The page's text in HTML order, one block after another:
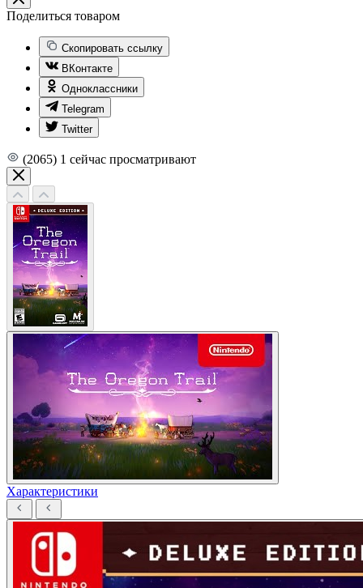
Поделиться товаром
Скопировать ссылку
ВКонтакте
Одноклассники
Telegram
Twitter
(2065) 1 сейчас просматривают
Характеристики